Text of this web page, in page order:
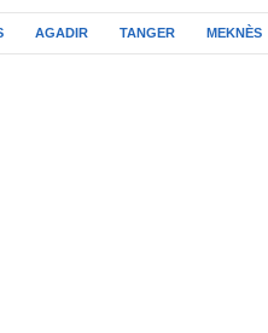
AGADIR TANGER MEKNÈS